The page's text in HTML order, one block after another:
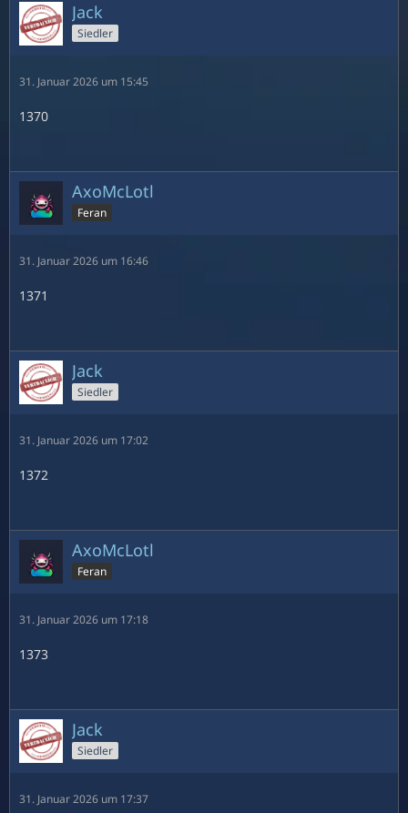
Jack
Siedler
31. Januar 2026 um 15:45
1370
AxoMcLotl
Feran
31. Januar 2026 um 16:46
1371
Jack
Siedler
31. Januar 2026 um 17:02
1372
AxoMcLotl
Feran
31. Januar 2026 um 17:18
1373
Jack
Siedler
31. Januar 2026 um 17:37